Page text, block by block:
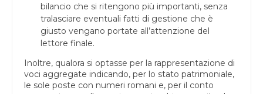
bilancio che si ritengono più importanti, senza
tralasciare eventuali fatti di gestione che è
giusto vengano portate all’attenzione del
lettore finale.
Inoltre, qualora si optasse per la rappresentazione di
voci aggregate indicando, per lo stato patrimoniale,
le sole poste con numeri romani e, per il conto